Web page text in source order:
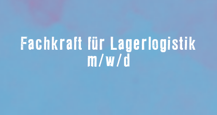
Fachkraft für Lagerlogistik
m/w/d